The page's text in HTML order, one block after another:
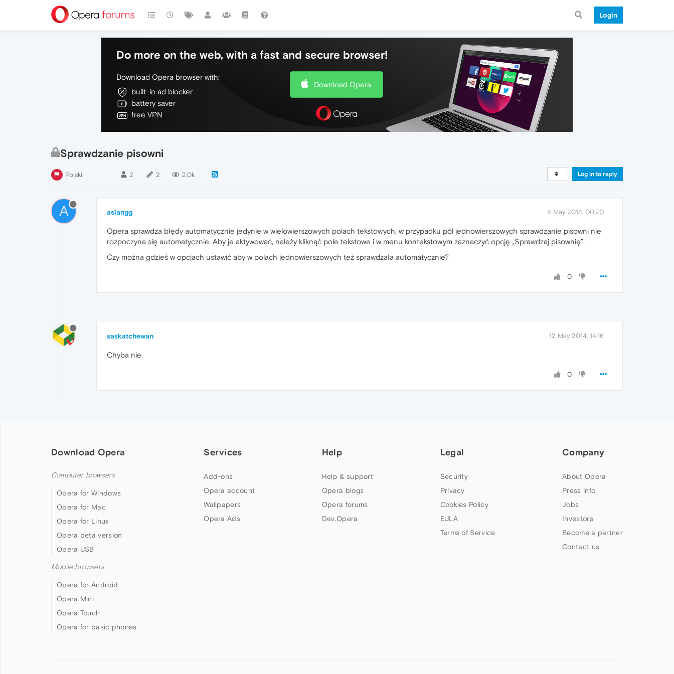
Login
Do more on the web, with a fast and secure browser!
Download Opera browser with:
built-in ad blocker
battery saver
free VPN
Download Opera
Sprawdzanie pisowni
Polski 2 2 2.0k Log in to reply
A aslangg 8 May 2014, 00:20
Opera sprawdza błędy automatycznie jedynie w wielowierszowych polach tekstowych, w przypadku pól jednowierszowych sprawdzanie pisowni nie
rozpoczyna się automatycznie. Aby je aktywować, należy kliknąć pole tekstowe i w menu kontekstowym zaznaczyć opcję „Sprawdzaj pisownię”.
Czy można gdzieś w opcjach ustawić aby w polach jednowierszowych też sprawdzała automatycznie?
0
saskatchewan 12 May 2014, 14:16
Chyba nie.
0
Download Opera
Computer browsers
Opera for Windows
Opera for Mac
Opera for Linux
Opera beta version
Opera USB
Mobile browsers
Opera for Android
Opera Mini
Opera Touch
Opera for basic phones
Services
Add-ons
Opera account
Wallpapers
Opera Ads
Help
Help & support
Opera blogs
Opera forums
Dev.Opera
Legal
Security
Privacy
Cookies Policy
EULA
Terms of Service
Company
About Opera
Press info
Jobs
Investors
Become a partner
Contact us